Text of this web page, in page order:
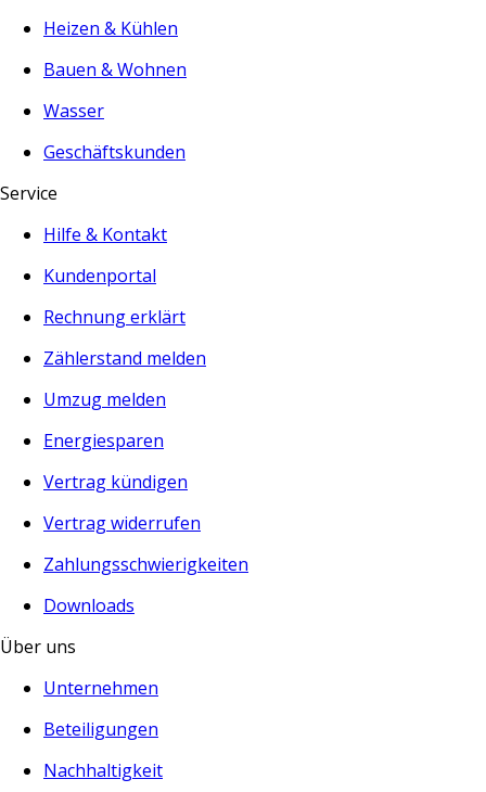
Heizen & Kühlen
Bauen & Wohnen
Wasser
Geschäftskunden
Service
Hilfe & Kontakt
Kundenportal
Rechnung erklärt
Zählerstand melden
Umzug melden
Energiesparen
Vertrag kündigen
Vertrag widerrufen
Zahlungsschwierigkeiten
Downloads
Über uns
Unternehmen
Beteiligungen
Nachhaltigkeit